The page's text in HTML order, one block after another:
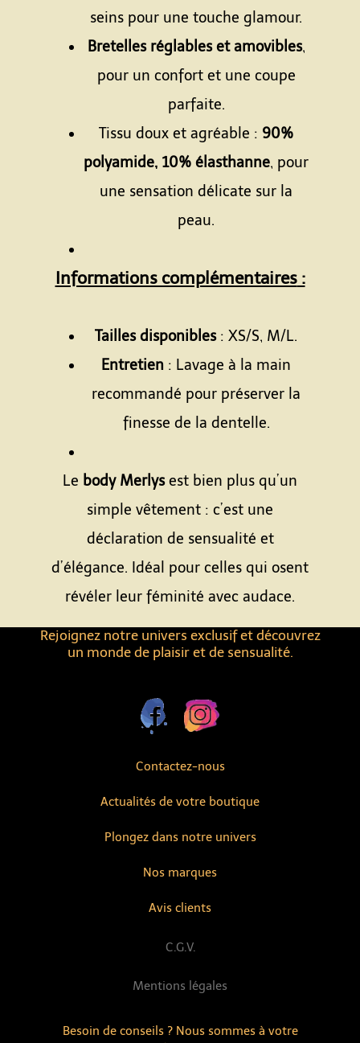
Contactez-nous
Actualités de votre boutique
Avis clients
Nos marques
Rejoignez notre univers exclusif et découvrez
un monde de plaisir et de sensualité.
Besoin de conseils ? Nous sommes à votre
Plongez dans notre univers
Mentions légales
C.G.V.
seins pour une touche glamour.
Bretelles réglables et amovibles,
pour un confort et une coupe
parfaite.
Tissu doux et agréable : 90%
polyamide, 10% élasthanne, pour
une sensation délicate sur la
peau.
Informations complémentaires:
Tailles disponibles: XS/S, M/L.
Entretien : Lavage à la main
recommandé pour préserver la
finesse de la dentelle.
Le body Merlysest bien plus qu’un
simple vêtement : c’est une
déclaration de sensualité et
d’élégance. Idéal pour celles qui osent
révéler leur féminité avec audace.